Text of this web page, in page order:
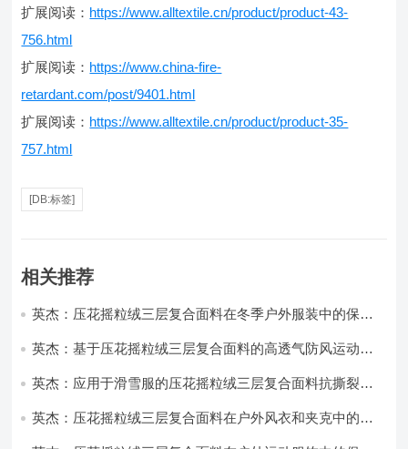
扩展阅读： https://www.alltextile.cn/product/product-43-
756.html
扩展阅读： https://www.china-fire-
retardant.com/post/9401.html
扩展阅读： https://www.alltextile.cn/product/product-35-
757.html
[DB:标签]
相关推荐
英杰：压花摇粒绒三层复合面料在冬季户外服装中的保暖
英杰：基于压花摇粒绒三层复合面料的高透气防风运动服
英杰：应用于滑雪服的压花摇粒绒三层复合面料抗撕裂与
英杰：压花摇粒绒三层复合面料在户外风衣和夹克中的应